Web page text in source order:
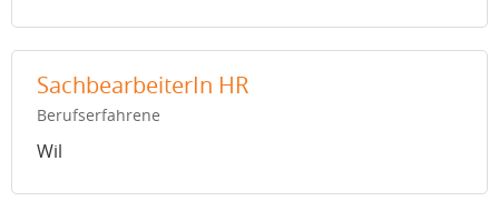
SachbearbeiterIn HR
Berufserfahrene
Wil